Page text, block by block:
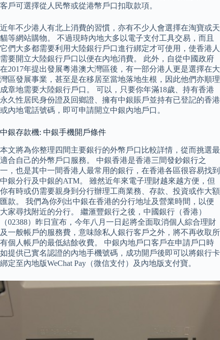
客戶可選擇從人民幣或從港幣戶口扣取款項。
近年不少港人有北上消費的習慣，亦有不少人會選擇在淘寶或天
貓等網站購物。 不過現時內地大多以電子支付工具交易，而且
它們大多都需要利用大陸銀行戶口進行綁定才可使用，使香港人
需要開立大陸銀行戶口以便在內地消費。 此外，自從中國政府
在2017年提出發展粵港澳大灣區後，有一部分港人更是選擇在大
灣區發展事業，甚至是在移居至當地落地生根，因此他們亦順理
成章地需要大陸銀行戶口。 可以，只要你年滿18歲、持有香港
永久性居民身份證及回鄉證、擁有中銀賬戶並持有已登記的香港
或內地電話號碼，即可申請開立中銀內地戶口。
中銀存款機: 中銀手機開戶條件
本文將為你整理四間主要銀行的外幣戶口比較詳情，從而挑選最
適合自己的外幣戶口服務。 中銀香港是香港三間發鈔銀行之
一，也是其中一間香港人最常用的銀行，在香港各區很容易找到
中銀分行及中銀的ATM。 雖然近年來電子理財越來越方便，但
你有時或仍需要親身到分行辦理工商業務、存款、投資或作大額
匯款。 我們為你列出中銀在香港的分行地址及營業時間，以便
大家尋找附近的分行。 繼滙豐銀行之後，中國銀行（香港）
（02388）昨日宣布，今年八月一日起將全面取消個人綜合理財
及一般帳戶的服務費，意味除私人銀行客戶之外，將不再收取所
有個人帳戶的最低結餘收費。 中銀內地戶口客戶在申請戶口時
如提供已實名認證的內地手機號碼，成功開戶後即可以將銀行卡
綁定至內地版WeChat Pay（微信支付）及內地版支付寶。